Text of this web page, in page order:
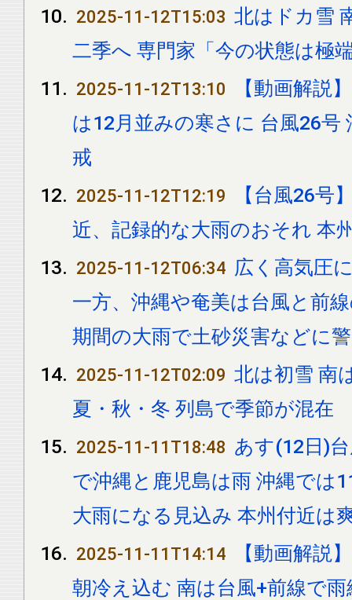
2025-11-12T15:03 北はドカ雪
二季へ 専門家「今の状態は極
2025-11-12T13:10
【動画解説
は12月並みの寒さに 台風26号
戒
2025-11-12T12:19
【台風26号
近、記録的な大雨のおそれ 本
2025-11-12T06:34 広く高気圧
一方、沖縄や奄美は台風と前
期間の大雨で土砂災害などに
2025-11-12T02:09 北は初雪 南
夏・秋・冬 列島で季節が混在
2025-11-11T18:48 あす(12日)
で沖縄と鹿児島は雨 沖縄では
大雨になる見込み 本州付近は
2025-11-11T14:14
【動画解説
朝冷え込む 南は台風+前線で雨